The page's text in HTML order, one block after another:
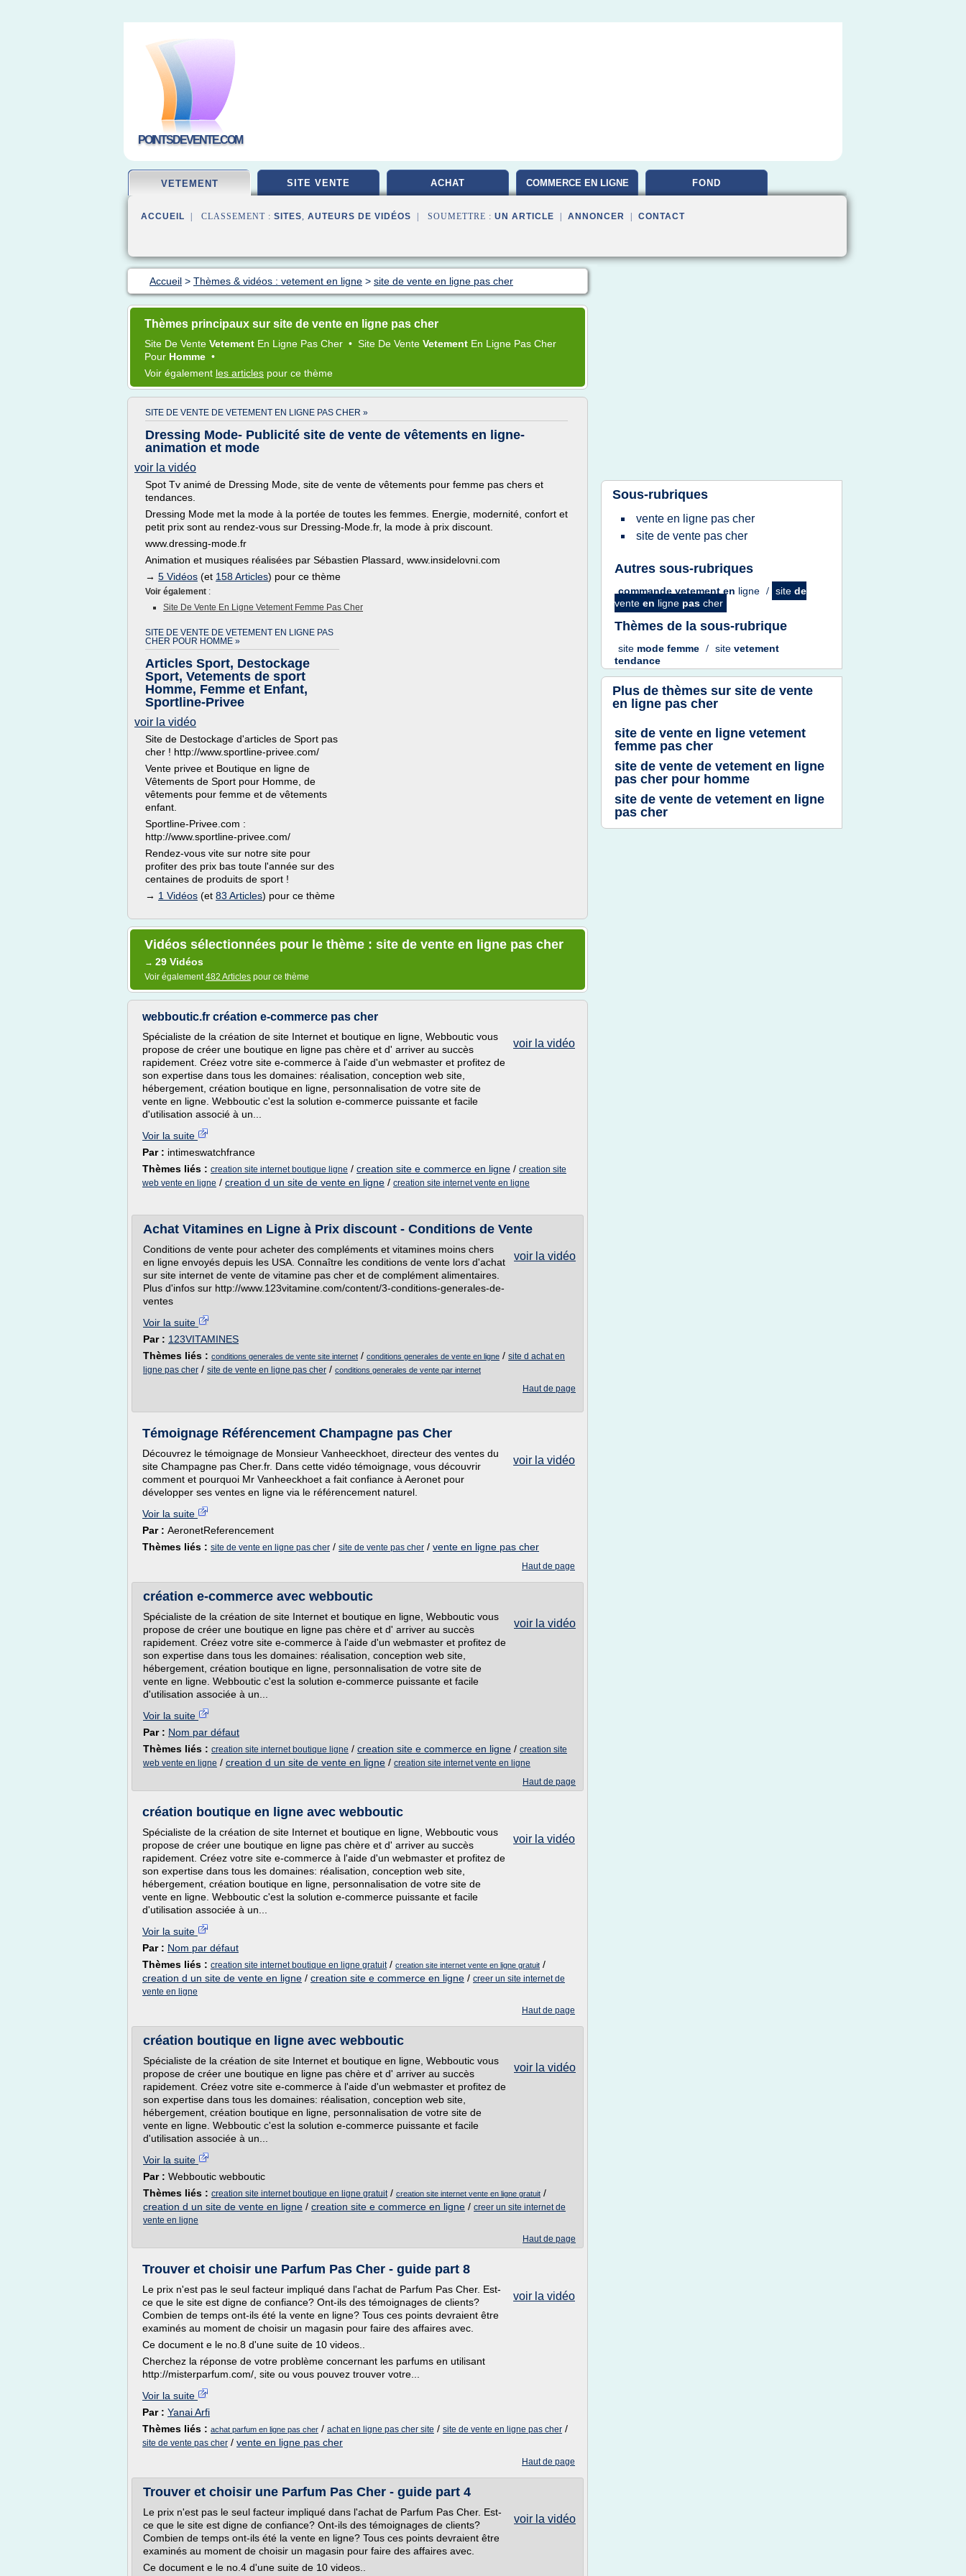
POINTSDEVENTE.COM
VETEMENT SITE VENTE ACHAT COMMERCE EN LIGNE FOND
ACCUEIL | CLASSEMENT : SITES, AUTEURS DE VIDÉOS | SOUMETTRE : UN ARTICLE ANNONCER CONTACT
Accueil > Thèmes & vidéos : vetement en ligne > site de vente en ligne pas cher
Thèmes principaux sur site de vente en ligne pas cher
Site De Vente Vetement En Ligne Pas Cher • Site De Vente Vetement En Ligne Pas Cher
Pour Homme •
Voir également les articles pour ce thème
SITE DE VENTE DE VETEMENT EN LIGNE PAS CHER »
Dressing Mode- Publicité site de vente de vêtements en ligne-
animation et mode
voir la vidéo
Spot Tv animé de Dressing Mode, site de vente de vêtements pour femme pas chers et
tendances.
Dressing Mode met la mode à la portée de toutes les femmes. Energie, modernité, confort et
petit prix sont au rendez-vous sur Dressing-Mode.fr, la mode à prix discount.
www.dressing-mode.fr
Animation et musiques réalisées par Sébastien Plassard, www.insidelovni.com
→ 5 Vidéos (et 158 Articles) pour ce thème
Voir également :
Site De Vente En Ligne Vetement Femme Pas Cher
SITE DE VENTE DE VETEMENT EN LIGNE PAS
CHER POUR HOMME »
Articles Sport, Destockage
Sport, Vetements de sport
Homme, Femme et Enfant,
Sportline-Privee
voir la vidéo
Site de Destockage d'articles de Sport pas
cher ! http://www.sportline-privee.com/
Vente privee et Boutique en ligne de
Vêtements de Sport pour Homme, de
vêtements pour femme et de vêtements
enfant.
Sportline-Privee.com :
http://www.sportline-privee.com/
Rendez-vous vite sur notre site pour
profiter des prix bas toute l'année sur des
centaines de produits de sport !
→ 1 Vidéos (et 83 Articles) pour ce thème
Vidéos sélectionnées pour le thème : site de vente en ligne pas cher
→ 29 Vidéos
Voir également482 Articles pour ce thème
webboutic.fr création e-commerce pas cher
voir la vidéo
Spécialiste de la création de site Internet et boutique en ligne, Webboutic vous
propose de créer une boutique en ligne pas chère et d' arriver au succès
rapidement. Créez votre site e-commerce à l'aide d'un webmaster et profitez de
son expertise dans tous les domaines: réalisation, conception web site,
hébergement, création boutique en ligne, personnalisation de votre site de
vente en ligne. Webboutic c'est la solution e-commerce puissante et facile
d'utilisation associé à un...
Voir la suite
Par : intimeswatchfrance
Thèmes liés : creation site internet boutique ligne / creation site e commerce en ligne / creation site
web vente en ligne / creation d un site de vente en ligne / creation site internet vente en ligne
Achat Vitamines en Ligne à Prix discount - Conditions de Vente
voir la vidéo
Conditions de vente pour acheter des compléments et vitamines moins chers
en ligne envoyés depuis les USA. Connaître les conditions de vente lors d'achat
sur site internet de vente de vitamine pas cher et de complément alimentaires.
Plus d'infos sur http://www.123vitamine.com/content/3-conditions-generales-de-
ventes
Voir la suite
Par : 123VITAMINES
Thèmes liés : conditions generales de vente site internet / conditions generales de vente en ligne / site d achat en
ligne pas cher / site de vente en ligne pas cher / conditions generales de vente par internet
Haut de page
Témoignage Référencement Champagne pas Cher
voir la vidéo
Découvrez le témoignage de Monsieur Vanheeckhoet, directeur des ventes du
site Champagne pas Cher.fr. Dans cette vidéo témoignage, vous découvrir
comment et pourquoi Mr Vanheeckhoet a fait confiance à Aeronet pour
développer ses ventes en ligne via le référencement naturel.
Voir la suite
Par : AeronetReferencement
Thèmes liés : site de vente en ligne pas cher / site de vente pas cher / vente en ligne pas cher
Haut de page
création e-commerce avec webboutic
voir la vidéo
Spécialiste de la création de site Internet et boutique en ligne, Webboutic vous
propose de créer une boutique en ligne pas chère et d' arriver au succès
rapidement. Créez votre site e-commerce à l'aide d'un webmaster et profitez de
son expertise dans tous les domaines: réalisation, conception web site,
hébergement, création boutique en ligne, personnalisation de votre site de
vente en ligne. Webboutic c'est la solution e-commerce puissante et facile
d'utilisation associée à un...
Voir la suite
Par : Nom par défaut
Thèmes liés : creation site internet boutique ligne / creation site e commerce en ligne / creation site
web vente en ligne / creation d un site de vente en ligne / creation site internet vente en ligne
Haut de page
création boutique en ligne avec webboutic
voir la vidéo
Spécialiste de la création de site Internet et boutique en ligne, Webboutic vous
propose de créer une boutique en ligne pas chère et d' arriver au succès
rapidement. Créez votre site e-commerce à l'aide d'un webmaster et profitez de
son expertise dans tous les domaines: réalisation, conception web site,
hébergement, création boutique en ligne, personnalisation de votre site de
vente en ligne. Webboutic c'est la solution e-commerce puissante et facile
d'utilisation associée à un...
Voir la suite
Par : Nom par défaut
Thèmes liés : creation site internet boutique en ligne gratuit/ creation site internet vente en ligne gratuit /
creation d un site de vente en ligne / creation site e commerce en ligne / creer un site internet de
vente en ligne
Haut de page
création boutique en ligne avec webboutic
voir la vidéo
Spécialiste de la création de site Internet et boutique en ligne, Webboutic vous
propose de créer une boutique en ligne pas chère et d' arriver au succès
rapidement. Créez votre site e-commerce à l'aide d'un webmaster et profitez de
son expertise dans tous les domaines: réalisation, conception web site,
hébergement, création boutique en ligne, personnalisation de votre site de
vente en ligne. Webboutic c'est la solution e-commerce puissante et facile
d'utilisation associée à un...
Voir la suite
Par : Webboutic webboutic
Thèmes liés : creation site internet boutique en ligne gratuit/ creation site internet vente en ligne gratuit /
creation d un site de vente en ligne / creation site e commerce en ligne / creer un site internet de
vente en ligne
Haut de page
Trouver et choisir une Parfum Pas Cher - guide part 8
voir la vidéo
Le prix n'est pas le seul facteur impliqué dans l'achat de Parfum Pas Cher. Est-
ce que le site est digne de confiance? Ont-ils des témoignages de clients?
Combien de temps ont-ils été la vente en ligne? Tous ces points devraient être
examinés au moment de choisir un magasin pour faire des affaires avec.
Ce document e le no.8 d'une suite de 10 videos..
Cherchez la réponse de votre problème concernant les parfums en utilisant
http://misterparfum.com/, site ou vous pouvez trouver votre...
Voir la suite
Par : Yanai Arfi
Thèmes liés : achat parfum en ligne pas cher / achat en ligne pas cher site / site de vente en ligne pas cher /
site de vente pas cher / vente en ligne pas cher
Haut de page
Trouver et choisir une Parfum Pas Cher - guide part 4
voir la vidéo
Le prix n'est pas le seul facteur impliqué dans l'achat de Parfum Pas Cher. Est-
ce que le site est digne de confiance? Ont-ils des témoignages de clients?
Combien de temps ont-ils été la vente en ligne? Tous ces points devraient être
examinés au moment de choisir un magasin pour faire des affaires avec.
Ce document e le no.4 d'une suite de 10 videos..
Sous-rubriques
vente en ligne pas cher
site de vente pas cher
Autres sous-rubriques
commande vetementen ligne / site de
vente en ligne pas cher
Thèmes de la sous-rubrique
site mode femme / site vetement
tendance
Plus de thèmes sur site de vente
en ligne pas cher
site de vente en ligne vetement
femme pas cher
site de vente de vetement en ligne
pas cher pour homme
site de vente de vetement en ligne
pas cher